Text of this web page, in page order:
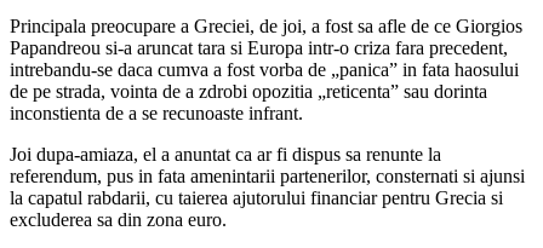
Principala preocupare a Greciei, de joi, a fost sa afle de ce Giorgios
Papandreou si-a aruncat tara si Europa intr-o criza fara precedent,
intrebandu-se daca cumva a fost vorba de „panica” in fata haosului
de pe strada, vointa de a zdrobi opozitia „reticenta” sau dorinta
inconstienta de a se recunoaste infrant.
Joi dupa-amiaza, el a anuntat ca ar fi dispus sa renunte la
referendum, pus in fata amenintarii partenerilor, consternati si ajunsi
la capatul rabdarii, cu taierea ajutorului financiar pentru Grecia si
excluderea sa din zona euro.